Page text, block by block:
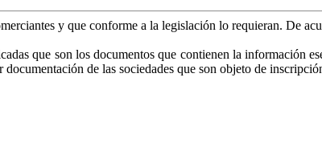
y que conforme a la legislación lo requieran. De
que son los documentos que contienen la información
de las sociedades que son objeto de